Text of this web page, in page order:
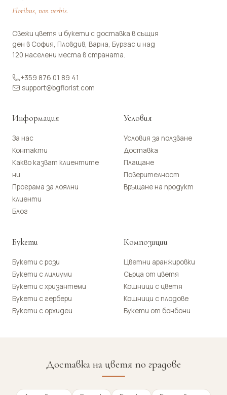
Floribus, non verbis.
Свежи цветя и букети с доставка в същия
ден в София, Пловдив, Варна, Бургас и над
120 населени места в страната.
+359 876 01 89 41
support@bgflorist.com
Информация
За нас
Контакти
Какво казват клиентите
ни
Програма за лоялни
клиенти
Блог
Условия
Условия за ползване
Доставка
Плащане
Поверителност
Връщане на продукт
Букети
Букети с рози
Букети с лилиуми
Букети с хризантеми
Букети с гербери
Букети с орхидеи
Композиции
Цветни аранжировки
Сърца от цветя
Кошници с цветя
Кошници с плодове
Букети от бонбони
Доставка на цветя по градове